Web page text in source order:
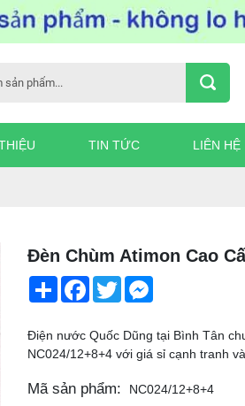
TIN TỨC LIÊN HỆ
Đèn Chùm Atimon Cao
ShareFacebook
TwitterMessenger
Điện nước Quốc Dũng tại Bình Tân
NC024/12+8+4 với giá sỉ cạnh tranh
Mã sản phẩm: NC024/12+8+4